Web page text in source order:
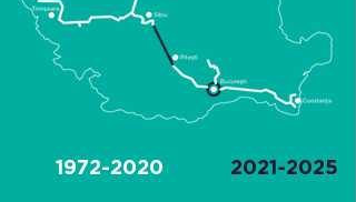
1972-2020 2021-2025